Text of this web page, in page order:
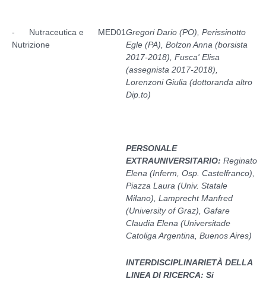
- Nutraceutica e
Nutrizione
MED01Gregori Dario (PO), Perissinotto
Egle (PA), Bolzon Anna (borsista
2017-2018), Fusca' Elisa
(assegnista 2017-2018),
Lorenzoni Giulia (dottoranda altro
Dip.to)
PERSONALE
EXTRAUNIVERSITARIO: Reginato
Elena (Inferm, Osp. Castelfranco),
Piazza Laura (Univ. Statale
Milano), Lamprecht Manfred
(University of Graz), Gafare
Claudia Elena (Universitade
Catoliga Argentina, Buenos Aires)
INTERDISCIPLINARIETÀ DELLA
LINEA DI RICERCA: Si